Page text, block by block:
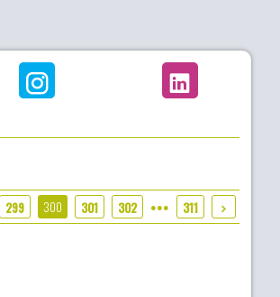
299 300 301 302 ●●● 311